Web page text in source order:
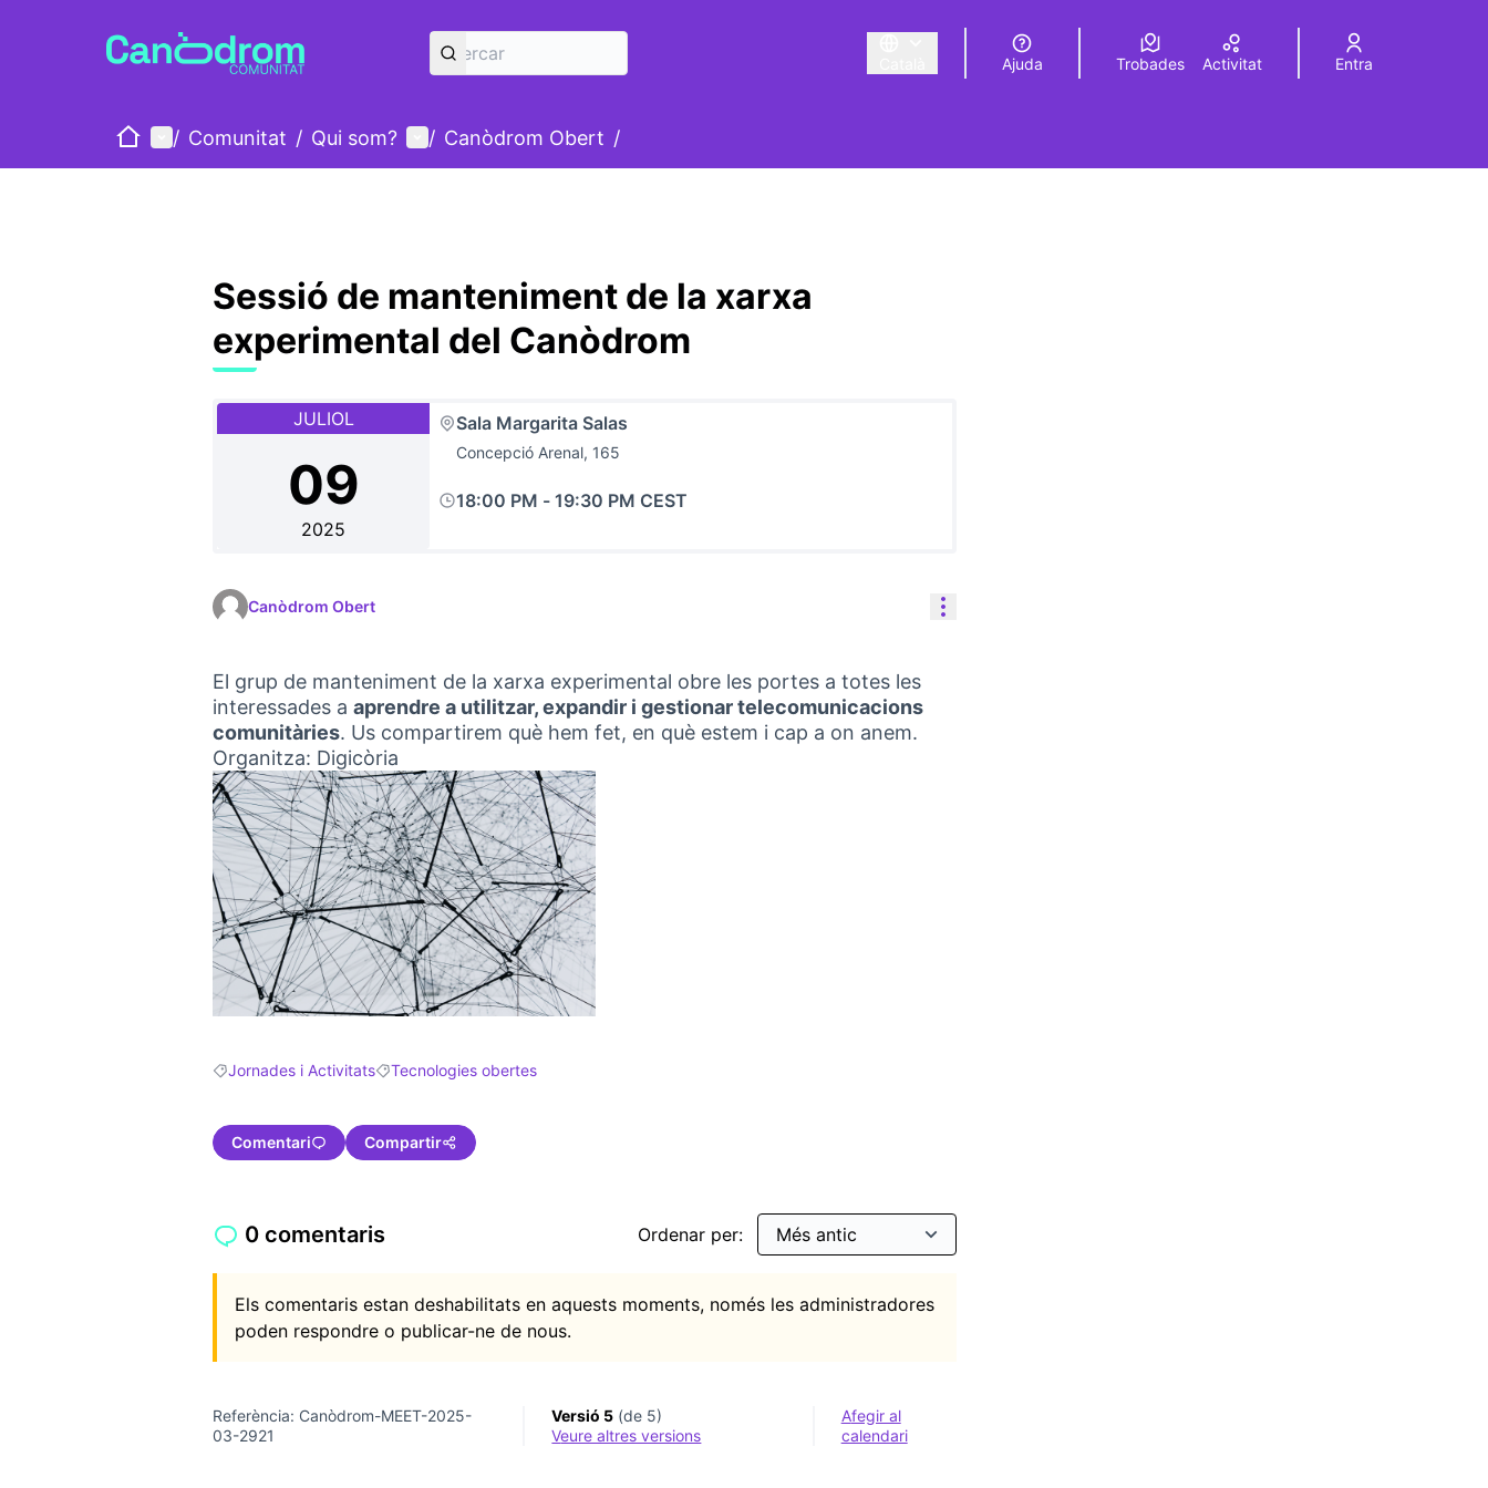
Triar la llengua Elegir el idioma Choose language
Ajuda Trobades Activitat Entra
IniciMenú principal
/ Comunitat / Qui som? Menú d'usuari
/ Canòdrom Obert /
Sessió de manteniment de la xarxa
experimental del Canòdrom
JULIOL
09
2025
Sala Margarita Salas
Concepció Arenal, 165
18:00 PM - 19:30 PM CEST
Canòdrom Obert Controls de recursos
El grup de manteniment de la xarxa experimental obre les portes a totes les
interessades a aprendre a utilitzar, expandir i gestionar telecomunicacions
comunitàries. Us compartirem què hem fet, en què estem i cap a on anem.
Organitza: Digicòria
Resultats en filtrar per: Jornades i Activitats
Jornades i ActivitatsResultats en filtrar per: Tecnologies obertes
Tecnologies obertes
Comentari Compartir
0 comentaris Ordenar per:
Els comentaris estan deshabilitats en aquests moments, només les administradores
poden respondre o publicar-ne de nous.
Referència: Canòdrom-MEET-2025-
03-2921
Versió 5 (de 5)
veure altres versions
Afegir al
calendari